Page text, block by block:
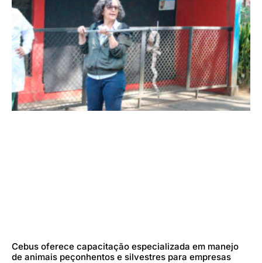
Cebus oferece capacitação especializada em manejo
de animais peçonhentos e silvestres para empresas